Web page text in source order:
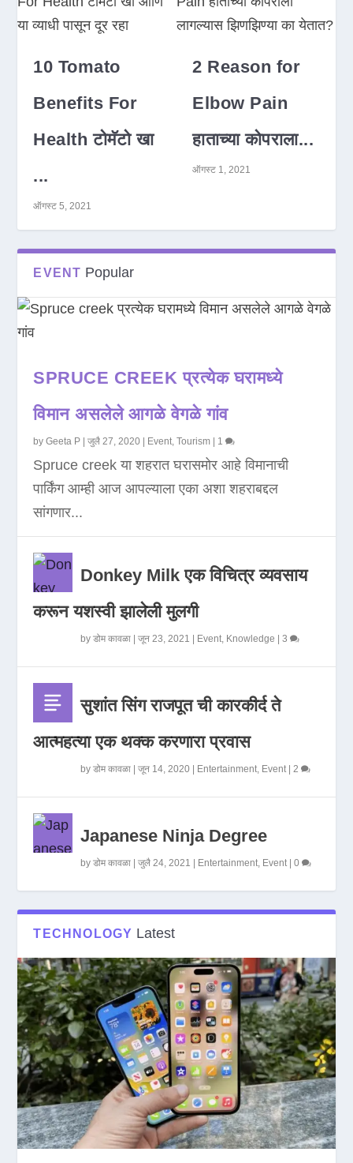
10 Tomato
Benefits For
Health टोमॅटो खा
...
ऑगस्ट 5, 2021
2 Reason for
Elbow Pain
हाताच्या कोपराला...
ऑगस्ट 1, 2021
EVENT Popular
SPRUCE CREEK प्रत्येक घरामध्ये
विमान असलेले आगळे वेगळे गांव
byGeeta P |जुलै 27, 2020 Event,Tourism 1
Spruce creek या शहरात घरासमोर आहे विमानाची
पार्किंग आम्ही आज आपल्याला एका अशा शहराबद्दल
सांगणार...
Donkey Milk एक विचित्र व्यवसाय
करून यशस्वी झालेली मुलगी
byडोम कावळा |जून 23, 2021 Event, Knowledge |3
सुशांत सिंग राजपूत ची कारकीर्द ते
आत्महत्या एक थक्क करणारा प्रवास
byडोम कावळा |जून 14, 2020 Entertainment, Event|2
Japanese Ninja Degree
byडोम कावळा |जुलै 24, 2021 Entertainment, Event|0
TECHNOLOGY Latest